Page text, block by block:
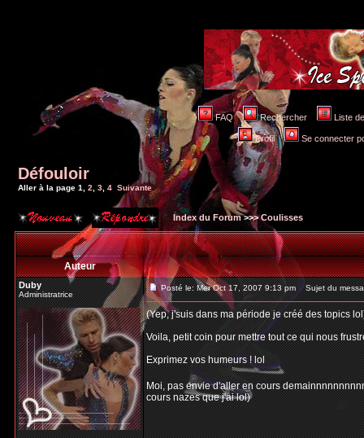
FAQ Rechercher Liste
Profil Se connecter
Défouloir
Aller à la page 1 2 3 4 Suivante
Index du Forum>>>Coulisses
Auteur
Duby
Administratrice
Posté le: Mer Oct 17, 2007 9:13 pm Sujet du
(Yep, j'suis dans ma période je créé des topics
Voila, petit coin pour mettre tout ce qui nous
Exprimez vos humeurs ! lol
Moi, pas envie d'aller en cours
cours nazes que j'ai lol)